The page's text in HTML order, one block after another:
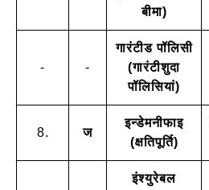
बीमा)
- -
गारंटीड पॉलिसी
(गारंटीशुदा
पॉलिसियां)
8. ज
इन्डेमनीफाइ
(क्षतिपूर्ति)
इंश्युरेबल